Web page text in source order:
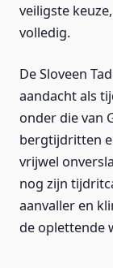
veiligste
volledig.
De Sloveen
aandacht als
onder die van
bergtijdritten
vrijwel
nog zijn
aanvaller en
de oplettende